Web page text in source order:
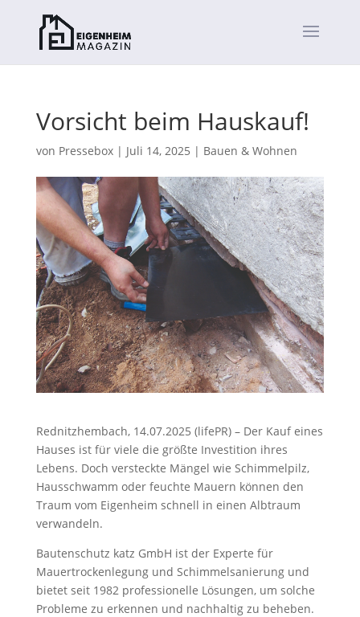
Vorsicht beim Hauskauf!
von Pressebox| Juli 14, 2025 | Bauen & Wohnen
Rednitzhembach, 14.07.2025 (lifePR) – Der Kauf eines
Hauses ist für viele die größte Investition ihres
Lebens. Doch versteckte Mängel wie Schimmelpilz,
Hausschwamm oder feuchte Mauern können den
Traum vom Eigenheim schnell in einen Albtraum
verwandeln.
Bautenschutz katz GmbH ist der Experte für
Mauertrockenlegung und Schimmelsanierung und
bietet seit 1982 professionelle Lösungen, um solche
Probleme zu erkennen und nachhaltig zu beheben.